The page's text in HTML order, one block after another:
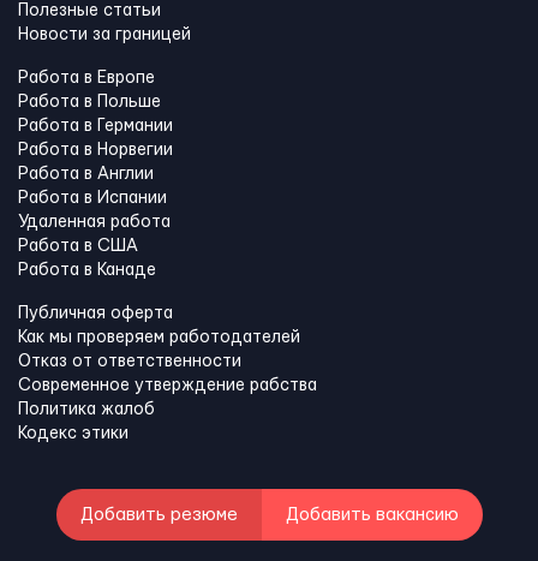
Полезные статьи
Новости за границей
Работа в Европе
Работа в Польше
Работа в Германии
Работа в Норвегии
Работа в Англии
Работа в Испании
Удаленная работа
Работа в США
Работа в Канадe
Публичная оферта
Как мы проверяем работодателей
Отказ от ответственности
Современное утверждение рабства
Политика жалоб
Кодекс этики
Добавить резюме Добавить вакансию